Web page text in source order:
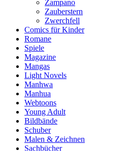
Zampano
Zauberstern
Zwerchfell
Comics für Kinder
Romane
Spiele
Magazine
Mangas
Light Novels
Manhwa
Manhua
Webtoons
Young Adult
Bildbände
Schuber
Malen & Zeichnen
Sachbücher